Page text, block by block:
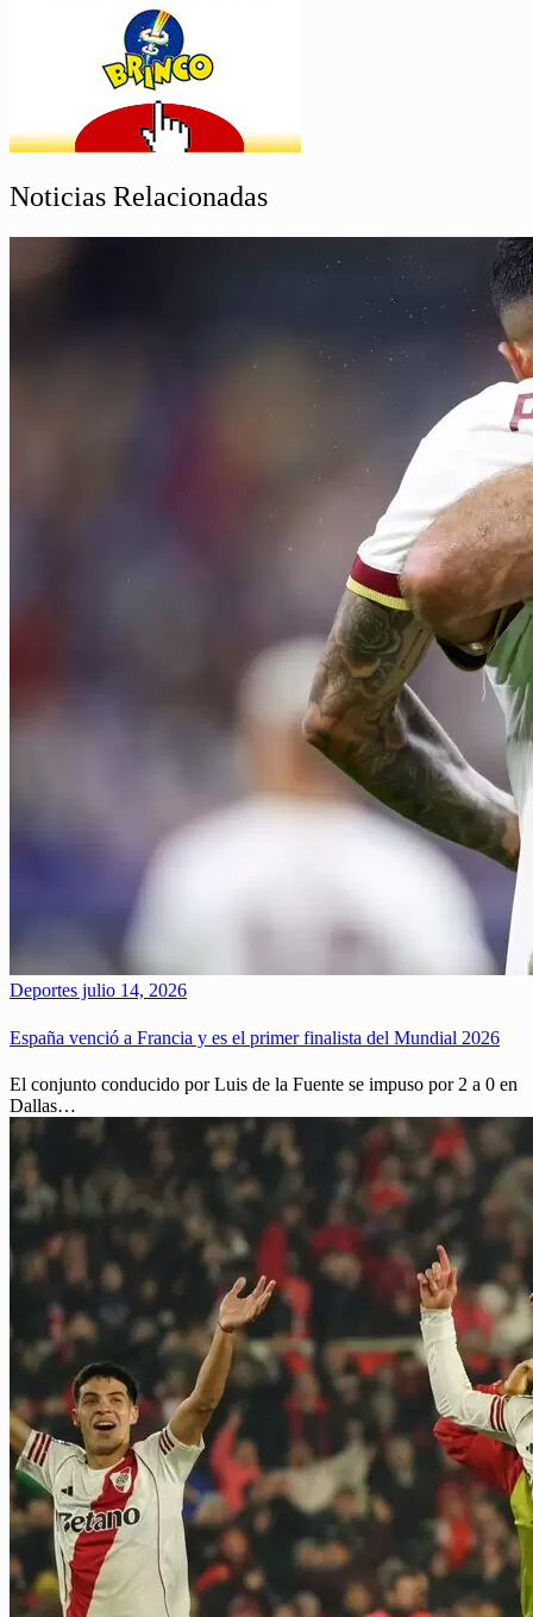
Noticias Relacionadas
Deportes julio 14, 2026
España venció a Francia y es el primer finalista del Mundial 2026
El conjunto conducido por Luis de la Fuente se impuso por 2 a 0 en
Dallas…